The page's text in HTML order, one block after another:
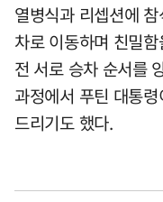
열병식과 리셉션에
차로 이동하며 친밀
전 서로 승차 순서를
과정에서 푸틴 대통
드리기도 했다.